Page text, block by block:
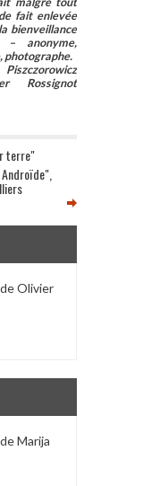
fait enlevée
bienveillance
anonyme,
photographe.
Rossignot
terre"
Androïde",
Olivier
Marija